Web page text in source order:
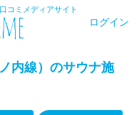
コミメディアサイト
ログイン
内線）のサウナ施